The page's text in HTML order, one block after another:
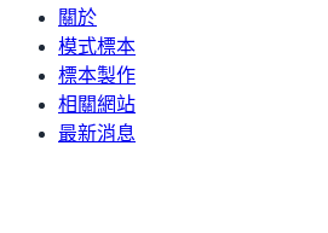
關於
模式標本
標本製作
相關網站
最新消息